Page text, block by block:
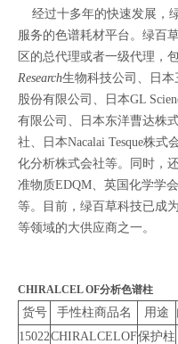
经过十多年的快速发展，
服务的色谱耗材平台。绿百
区的总代理或者一级代理，
Research生物科技公司、
日
股份有限公司、日本GL
有限公司、日本东洋曹达株
社、日本Nacalai Tesque株
化分析株式会社等。同时，
准物质EDQM、英国化学学
等。目前，绿百草科技已成
等领域的大供应商之一。
CHIRALCEL OF分析色谱柱
货号 手性柱商品名 用途
15022CHIRALCELOF保护柱